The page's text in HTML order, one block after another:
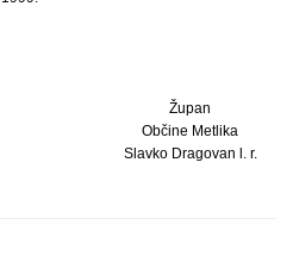
Župan
Občine Metlika
Slavko Dragovan l. r.